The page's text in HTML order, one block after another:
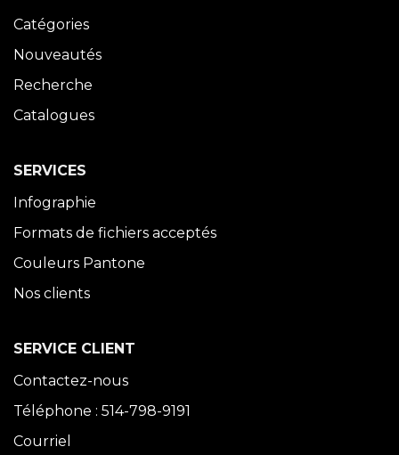
Catégories
Nouveautés
Recherche
Catalogues
SERVICES
Infographie
Formats de fichiers acceptés
Couleurs Pantone
Nos clients
SERVICE CLIENT
Contactez-nous
Téléphone : 514-798-9191
Courriel